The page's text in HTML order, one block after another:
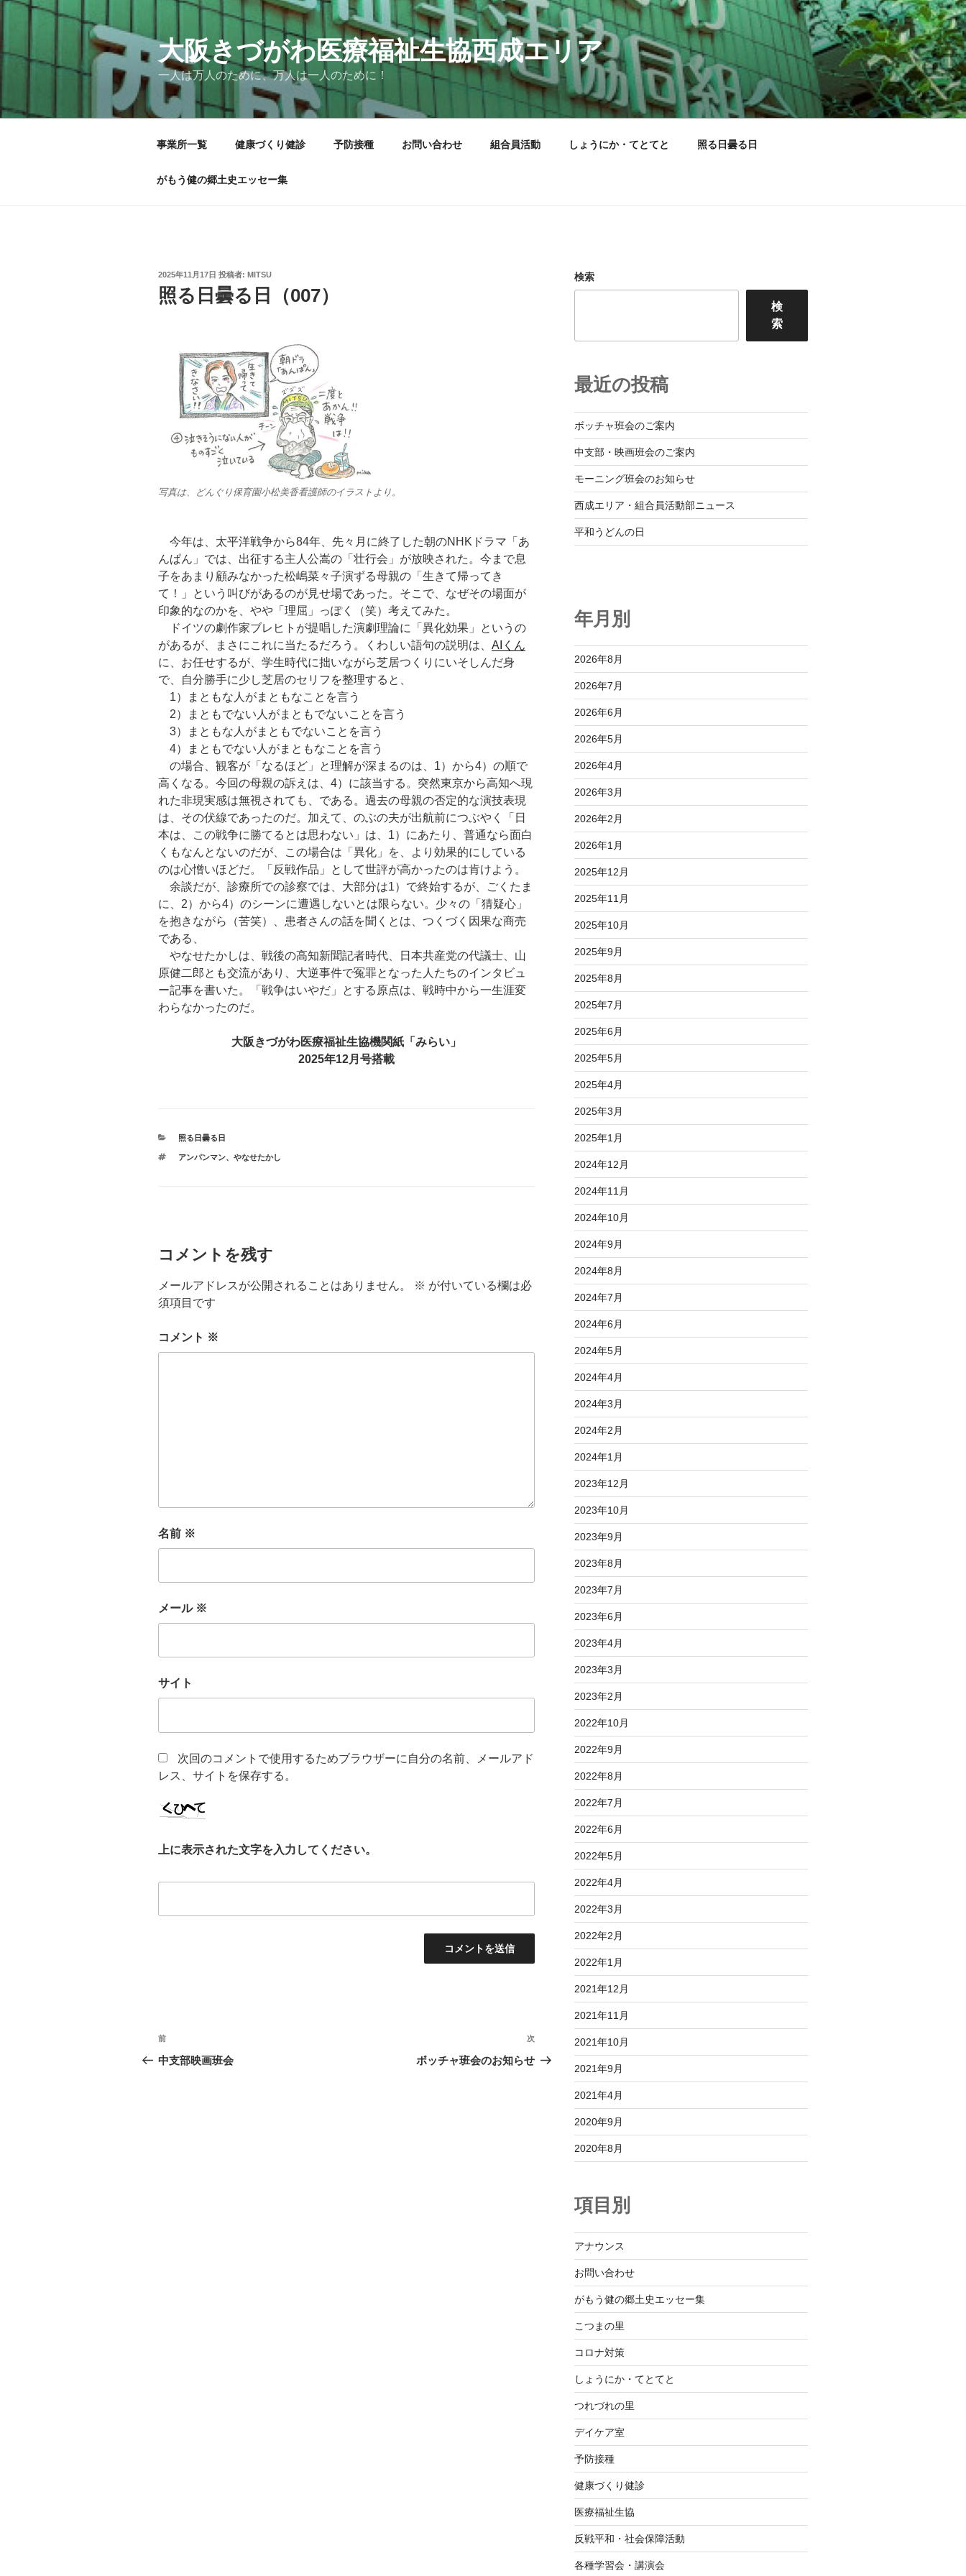
ン
ス
大阪きづがわ医療福祉生協西成エリア
一人は万人のために、万人は一人のために！
事業所一覧 健康づくり健診 予防接種 お問い合わせ 組合員活動 しょうにか・てとてと 照る日曇る日
がもう健の郷土史エッセー集
投
稿
日:
2025年11月17日 投稿者: MITSU
照る日曇る日（007）
写真は、どんぐり保育園小松美香看護師のイラストより。
今年は、太平洋戦争から84年、先々月に終了した朝のNHKドラマ「あ
んぱん」では、出征する主人公嵩の「壮行会」が放映された。今まで息
子をあまり顧みなかった松嶋菜々子演ずる母親の「生きて帰ってき
て！」という叫びがあるのが見せ場であった。そこで、なぜその場面が
印象的なのかを、やや「理屈」っぽく（笑）考えてみた。
ドイツの劇作家ブレヒトが提唱した演劇理論に「異化効果」というの
があるが、まさにこれに当たるだろう。くわしい語句の説明は、 AIくん
に、お任せするが、学生時代に拙いながら芝居つくりにいそしんだ身
で、自分勝手に少し芝居のセリフを整理すると、
1）まともな人がまともなことを言う
2）まともでない人がまともでないことを言う
3）まともな人がまともでないことを言う
4）まともでない人がまともなことを言う
の場合、観客が「なるほど」と理解が深まるのは、1）から4）の順で
高くなる。今回の母親の訴えは、4）に該当する。突然東京から高知へ現
れた非現実感は無視されても、である。過去の母親の否定的な演技表現
は、その伏線であったのだ。加えて、のぶの夫が出航前につぶやく「日
本は、この戦争に勝てるとは思わない」は、1）にあたり、普通なら面白
くもなんとないのだが、この場合は「異化」を、より効果的にしている
のは心憎いほどだ。「反戦作品」として世評が高かったのは肯けよう。
余談だが、診療所での診察では、大部分は1）で終始するが、ごくたま
に、2）から4）のシーンに遭遇しないとは限らない。少々の「猜疑心」
を抱きながら（苦笑）、患者さんの話を聞くとは、つくづく因果な商売
である、
やなせたかしは、戦後の高知新聞記者時代、日本共産党の代議士、山
原健二郎とも交流があり、大逆事件で冤罪となった人たちのインタビュ
ー記事を書いた。「戦争はいやだ」とする原点は、戦時中から一生涯変
わらなかったのだ。
大阪きづがわ医療福祉生協機関紙「みらい」
2025年12月号搭載
カ
ゴ
照る日曇る日
タ
アンパンマン、 やなせたかし
コメントを残す
メールアドレスが公開されることはありません。 ※ が付いている欄は必
須項目です
コメント ※
名前 ※
メール ※
サイト
次回のコメントで使用するためブラウザーに自分の名前、メールアド
レス、サイトを保存する。
上に表示された文字を入力してください。
投
稿
前
の
前
中支部映画班会
次
の
次
ボッチャ班会のお知らせ
検索
検
索
最近の投稿
ボッチャ班会のご案内
中支部・映画班会のご案内
モーニング班会のお知らせ
西成エリア・組合員活動部ニュース
平和うどんの日
年月別
2026年8月
2026年7月
2026年6月
2026年5月
2026年4月
2026年3月
2026年2月
2026年1月
2025年12月
2025年11月
2025年10月
2025年9月
2025年8月
2025年7月
2025年6月
2025年5月
2025年4月
2025年3月
2025年1月
2024年12月
2024年11月
2024年10月
2024年9月
2024年8月
2024年7月
2024年6月
2024年5月
2024年4月
2024年3月
2024年2月
2024年1月
2023年12月
2023年10月
2023年9月
2023年8月
2023年7月
2023年6月
2023年4月
2023年3月
2023年2月
2022年10月
2022年9月
2022年8月
2022年7月
2022年6月
2022年5月
2022年4月
2022年3月
2022年2月
2022年1月
2021年12月
2021年11月
2021年10月
2021年9月
2021年4月
2020年9月
2020年8月
項目別
アナウンス
お問い合わせ
がもう健の郷土史エッセー集
こつまの里
コロナ対策
しょうにか・てとてと
つれづれの里
デイケア室
予防接種
健康づくり健診
医療福祉生協
反戦平和・社会保障活動
各種学習会・講演会